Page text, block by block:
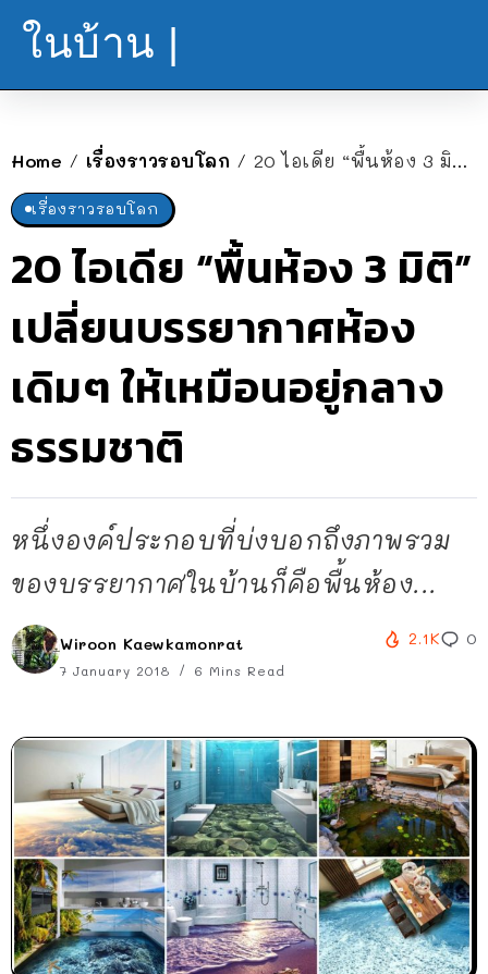
ในบ้าน |
Home / เรื่องราวรอบโลก / 20 ไอเดีย “พื้นห้อง 3 มิติ” เปลี่ยนบรรยากาศห้องเดิมๆ ให้เหมือนอยู่กลางธรรมชาติ
เรื่องราวรอบโลก
20 ไอเดีย “พื้นห้อง 3 มิติ”
เปลี่ยนบรรยากาศห้อง
เดิมๆ ให้เหมือนอยู่กลาง
ธรรมชาติ
หนึ่งองค์ประกอบที่บ่งบอกถึงภาพรวม
ของบรรยากาศในบ้านก็คือพื้นห้อง...
Wiroon Kaewkamonrat
7 January 2018 6 Mins Read
2.1K 0